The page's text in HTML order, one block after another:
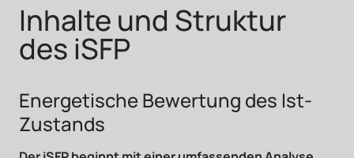
Inhalte und Struktur
des iSFP
Energetische Bewertung des Ist-
Zustands